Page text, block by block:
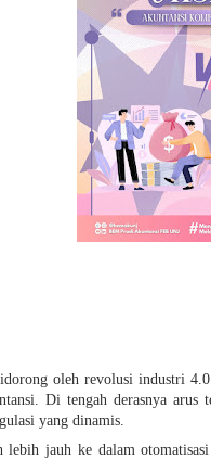
oleh revolusi industri
Di tengah derasnya
yang dinamis.
lebih jauh ke dalam